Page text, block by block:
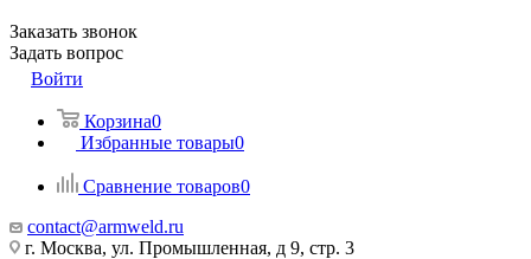
Заказать звонок
Задать вопрос
Войти
Корзина0
Избранные товары0
Сравнение товаров0
contact@armweld.ru
г. Москва, ул. Промышленная, д 9, стр. 3